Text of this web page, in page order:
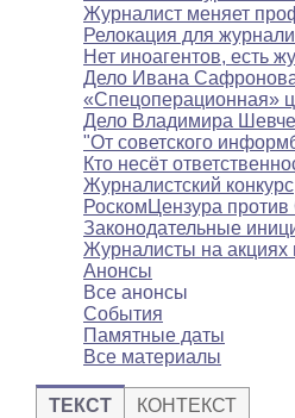
Журналист меняет
Релокация для
Нет иноагентов, есть
Дело Ивана
«Спецоперационная»
Дело Владимира
"От советского
Кто несёт
Журналистский конкурс
РоскомЦензура
Законодательные
Журналисты на акциях
Анонсы
Все анонсы
События
Памятные даты
Все материалы
ТЕКСТ КОНТЕКСТ